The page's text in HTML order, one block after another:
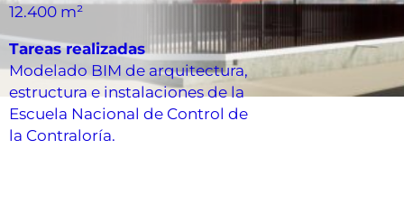
12.400 m²
Tareas realizadas
Modelado BIM de arquitectura,
estructura e instalaciones de la
Escuela Nacional de Control de
la Contraloría.